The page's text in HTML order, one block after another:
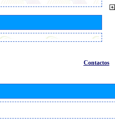
Contactos